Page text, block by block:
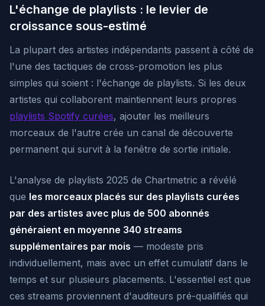
L'échange de playlists : le levier de
croissance sous-estimé
La plupart des artistes indépendants passent à côté de
l'une des tactiques de cross-promotion les plus
simples qui soient : l'échange de playlists. Si les deux
artistes qui collaborent maintiennent leurs propres
playlists Spotify curées, ajouter les meilleurs
morceaux de l'autre crée un canal de découverte
permanent qui survit à la fenêtre de sortie initiale.
L'analyse de playlists 2025 de Chartmetric a révélé
que les morceaux placés sur des playlists curées
par des artistes avec plus de 500 abonnés
généraient en moyenne 340 streams
supplémentaires par mois — modeste pris
individuellement, mais avec un effet cumulatif dans le
temps et sur plusieurs placements. L'essentiel est que
ces streams proviennent d'auditeurs pré-qualifiés qui